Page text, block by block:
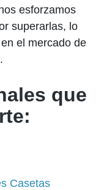
esforzamos
superarlas, lo
el mercado de
que
Casetas